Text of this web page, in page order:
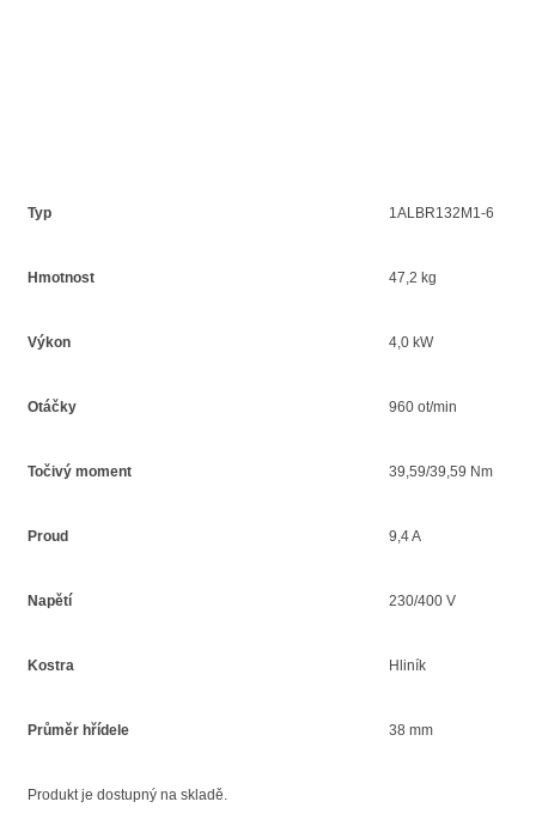
Typ 1ALBR132M1-6
Hmotnost 47,2 kg
Výkon 4,0 kW
Otáčky 960 ot/min
Točivý moment 39,59/39,59 Nm
Proud 9,4 A
Napětí 230/400 V
Kostra Hliník
Průměr hřídele 38 mm
Produkt je dostupný na skladě.